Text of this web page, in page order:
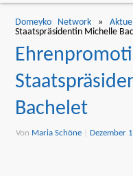
Domeyko Network »
Staatspräsidentin Michelle
Bachelet
Von Maria Schöne Dezember